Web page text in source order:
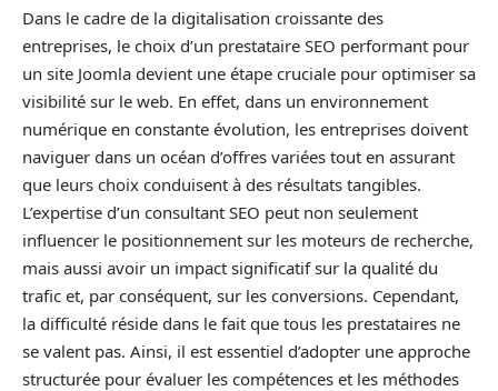
Dans le cadre de la digitalisation croissante des
entreprises, le choix d’un prestataire SEO performant pour
un site Joomla devient une étape cruciale pour optimiser sa
visibilité sur le web. En effet, dans un environnement
numérique en constante évolution, les entreprises doivent
naviguer dans un océan d’offres variées tout en assurant
que leurs choix conduisent à des résultats tangibles.
L’expertise d’un consultant SEO peut non seulement
influencer le positionnement sur les moteurs de recherche,
mais aussi avoir un impact significatif sur la qualité du
trafic et, par conséquent, sur les conversions. Cependant,
la difficulté réside dans le fait que tous les prestataires ne
se valent pas. Ainsi, il est essentiel d’adopter une approche
structurée pour évaluer les compétences et les méthodes